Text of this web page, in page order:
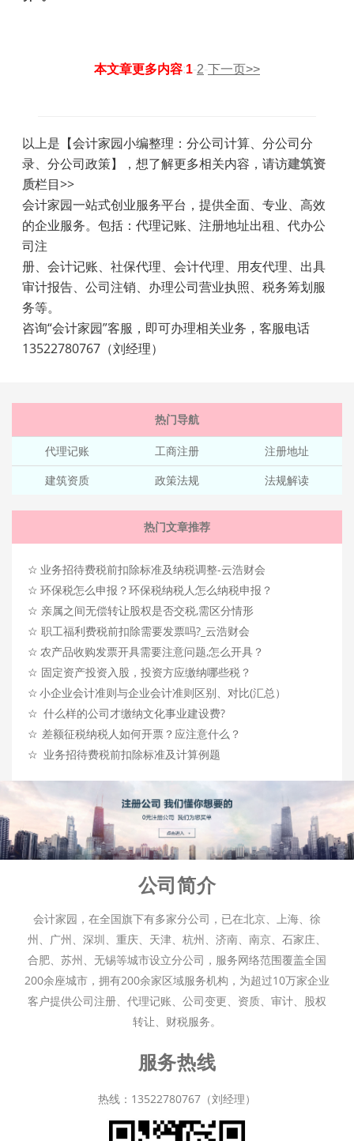
本文章更多内容:1-2-下一页>>
以上是【会计家园小编整理：分公司计算、分公司分
录、分公司政策】，想了解更多相关内容，请访建筑资
质栏目>>
会计家园一站式创业服务平台，提供全面、专业、高效
的企业服务。包括：代理记账、注册地址出租、代办公
司注
册、会计记账、社保代理、会计代理、用友代理、出具
审计报告、公司注销、办理公司营业执照、税务筹划服
务等。
咨询“会计家园”客服，即可办理相关业务，客服电话
13522780767（刘经理）
热门导航
代理记账 工商注册
注册地址
建筑资质
政策法规 法规解读
热门文章推荐
☆ 业务招待费税前扣除标准及纳税调整-云浩财会
☆ 环保税怎么申报？环保税纳税人怎么纳税申报？
☆ 亲属之间无偿转让股权是否交税,需区分情形
☆ 职工福利费税前扣除需要发票吗?_云浩财会
☆ 农产品收购发票开具需要注意问题,怎么开具？
☆ 固定资产投资入股，投资方应缴纳哪些税？
☆ 小企业会计准则与企业会计准则区别、对比(汇总）
☆ 什么样的公司才缴纳文化事业建设费?
☆ 差额征税纳税人如何开票？应注意什么？
☆ 业务招待费税前扣除标准及计算例题
公司简介
会计家园，在全国旗下有多家分公司，已在北京、上海、徐
州、广州、深圳、重庆、天津、杭州、济南、南京、石家庄、
合肥、苏州、无锡等城市设立分公司，服务网络范围覆盖全国
200余座城市，拥有200余家区域服务机构，为超过10万家企业
客户提供公司注册、代理记账、公司变更、资质、审计、股权
转让、财税服务。
服务热线
热线：13522780767（刘经理）